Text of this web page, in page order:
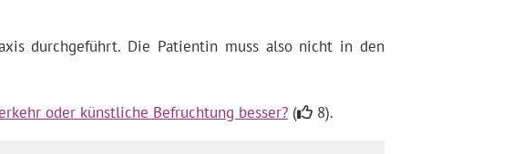
durchgeführt. Die Patientin muss also nicht in den
oder künstliche Befruchtung besser? ( 8).